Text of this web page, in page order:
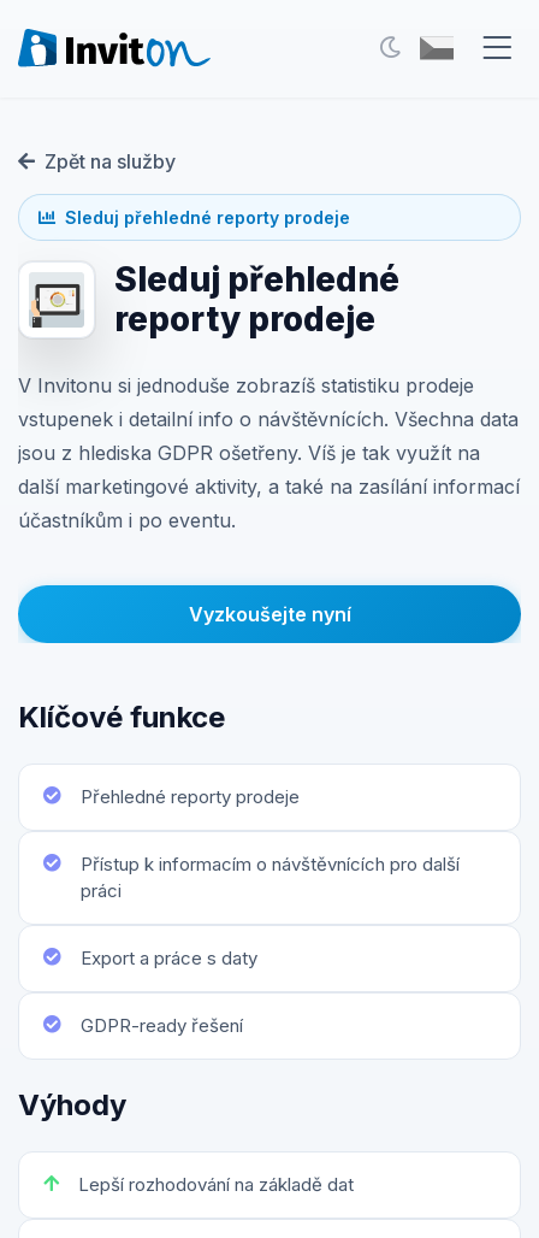
Naše služby
Blog
Akce
FAQ
Kontakt
Přepnout na tmavý režim
Přihlášení
Zpět na služby
Sleduj přehledné reporty prodeje
Sleduj přehledné
reporty prodeje
V Invitonu si jednoduše zobrazíš statistiku prodeje
vstupenek i detailní info o návštěvnících. Všechna data
jsou z hlediska GDPR ošetřeny. Víš je tak využít na
další marketingové aktivity, a také na zasílání informací
účastníkům i po eventu.
Vyzkoušejte nyní
Klíčové funkce
Přehledné reporty prodeje
Přístup k informacím o návštěvnících pro další
práci
Export a práce s daty
GDPR-ready řešení
Výhody
Lepší rozhodování na základě dat